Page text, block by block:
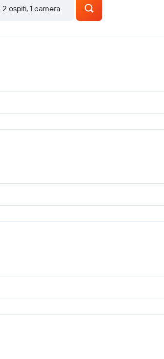
2 ospiti, 1 camera